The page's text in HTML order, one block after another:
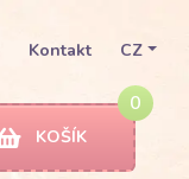
Kontakt CZ
0
KOŠÍK